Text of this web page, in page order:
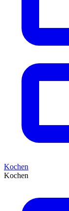
Kochen
Kochen